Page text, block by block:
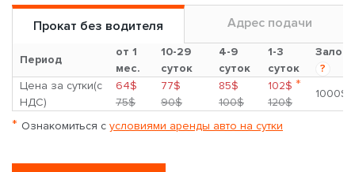
Прокат без водителя Адрес подачи
Период
от 1
мес.
10-29
суток
4-9
суток
1-3
суток
Залог
?
Цена за сутки(с
НДС)
64$
75$
77$
90$
85$
100$
102$ *
120$
1000$
* Ознакомиться с условиями аренды авто на сутки